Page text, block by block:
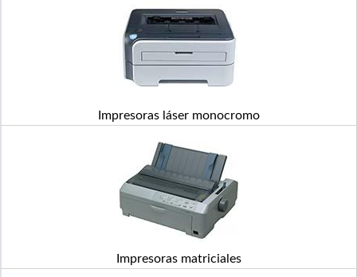
Impresoras láser monocromo
Impresoras matriciales